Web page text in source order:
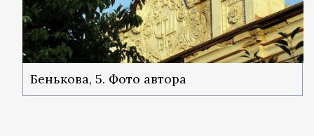
Бенькова, 5. Фото автора